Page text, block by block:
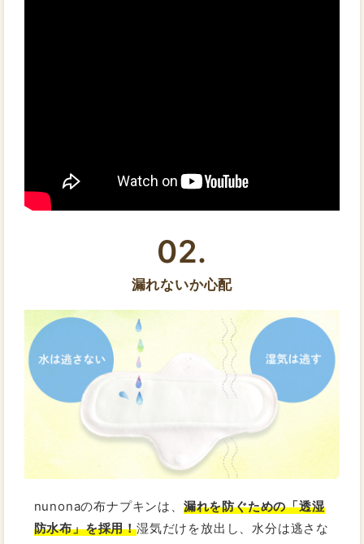
02.
漏れないか心配
nunonaの布ナプキンは、 漏れを防ぐための「透湿
防水布」を採用！湿気だけを放出し、水分は逃さな